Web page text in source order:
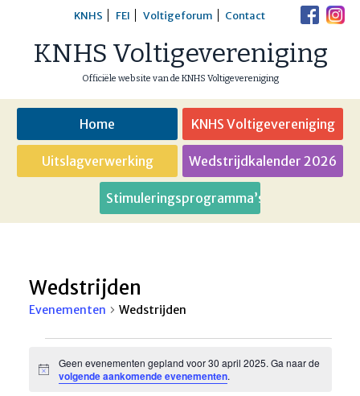
content
KNHS FEI Voltigeforum Contact
KNHS Voltigevereniging
Officiële website van de KNHS Voltigevereniging
Home KNHS Voltigevereniging
Uitslagverwerking Wedstrijdkalender 2026
Stimuleringsprogramma’s
Wedstrijden
Evenementen Wedstrijden
in
Bericht
Geen evenementen gepland voor 30 april 2025. Ga naar de
volgende aankomende evenementen.